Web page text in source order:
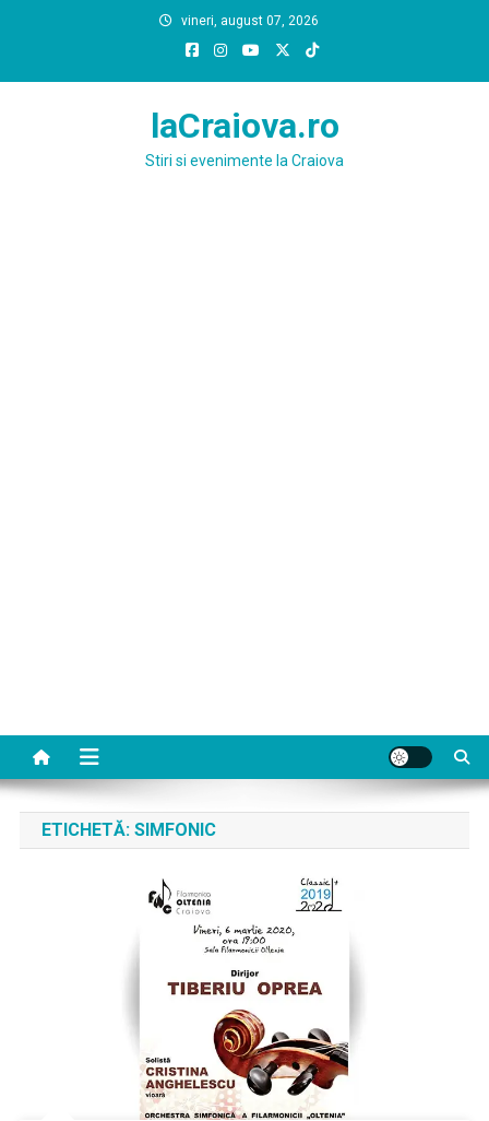
vineri, august 07, 2026
laCraiova.ro
Stiri si evenimente la Craiova
ETICHETĂ: SIMFONIC